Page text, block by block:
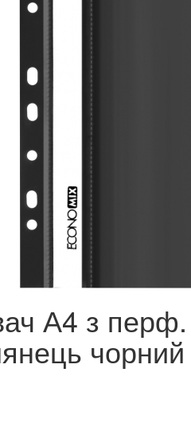
А4 з перф.
чорний